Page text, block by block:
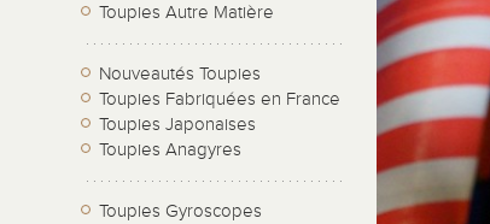
Toupies Autre Matière
Nouveautés Toupies
Toupies Fabriquées en France
Toupies Japonaises
Toupies Anagyres
Toupies Gyroscopes